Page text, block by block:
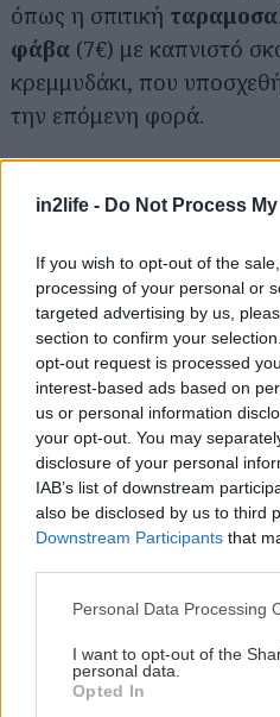
in2life - Do Not Process
If you wish to opt-out of the
processing of your personal or
targeted advertising by us,
section to confirm your
opt-out request is processed
interest-based ads based on
us or personal information
your opt-out. You may
disclosure of your personal
IAB’s list of downstream
also be disclosed by us to third
Downstream Participants that
Please note that this website/
not limited to your visit or usage
grant or deny consent to
use your data for below
Personal Data Processing
I want to opt-out of the
personal data.
Opted In
όπως η σπιτική
φάβα (7€) με καπνιστό
κρεμμυδάκι, που
την επόμενη φορά.
Μεγάλου Αλεξάνδρου
Τηλ.: 697 661 5881
Facebook|Google
Αναζήτηση
για...